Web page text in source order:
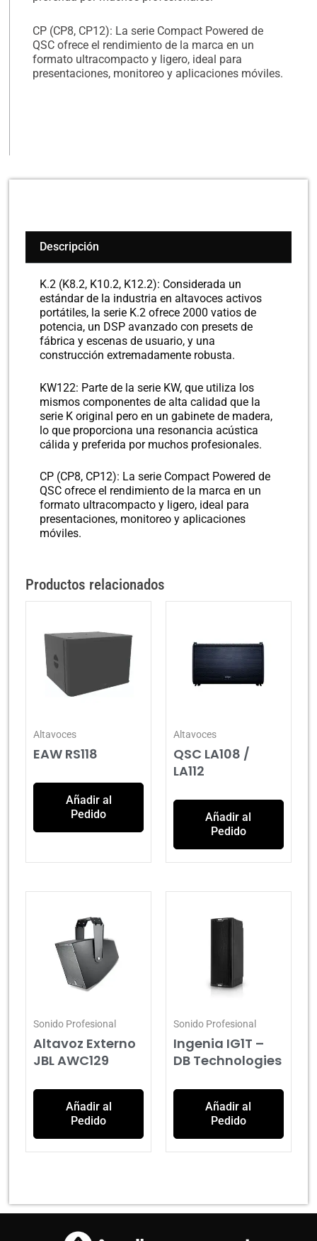
CP (CP8, CP12): La serie Compact Powered de
QSC ofrece el rendimiento de la marca en un
formato ultracompacto y ligero, ideal para
presentaciones, monitoreo y aplicaciones móviles.
Descripción
K.2 (K8.2, K10.2, K12.2): Considerada un
estándar de la industria en altavoces activos
portátiles, la serie K.2 ofrece 2000 vatios de
potencia, un DSP avanzado con presets de
fábrica y escenas de usuario, y una
construcción extremadamente robusta.
KW122: Parte de la serie KW, que utiliza los
mismos componentes de alta calidad que la
serie K original pero en un gabinete de madera,
lo que proporciona una resonancia acústica
cálida y preferida por muchos profesionales.
CP (CP8, CP12): La serie Compact Powered de
QSC ofrece el rendimiento de la marca en un
formato ultracompacto y ligero, ideal para
presentaciones, monitoreo y aplicaciones
móviles.
Productos relacionados
Altavoces
EAW RS118
Añadir al
Pedido
Altavoces
QSC LA108 /
LA112
Añadir al
Pedido
Sonido Profesional
Altavoz Externo
JBL AWC129
Añadir al
Pedido
Sonido Profesional
Ingenia IG1T –
DB Technologies
Añadir al
Pedido